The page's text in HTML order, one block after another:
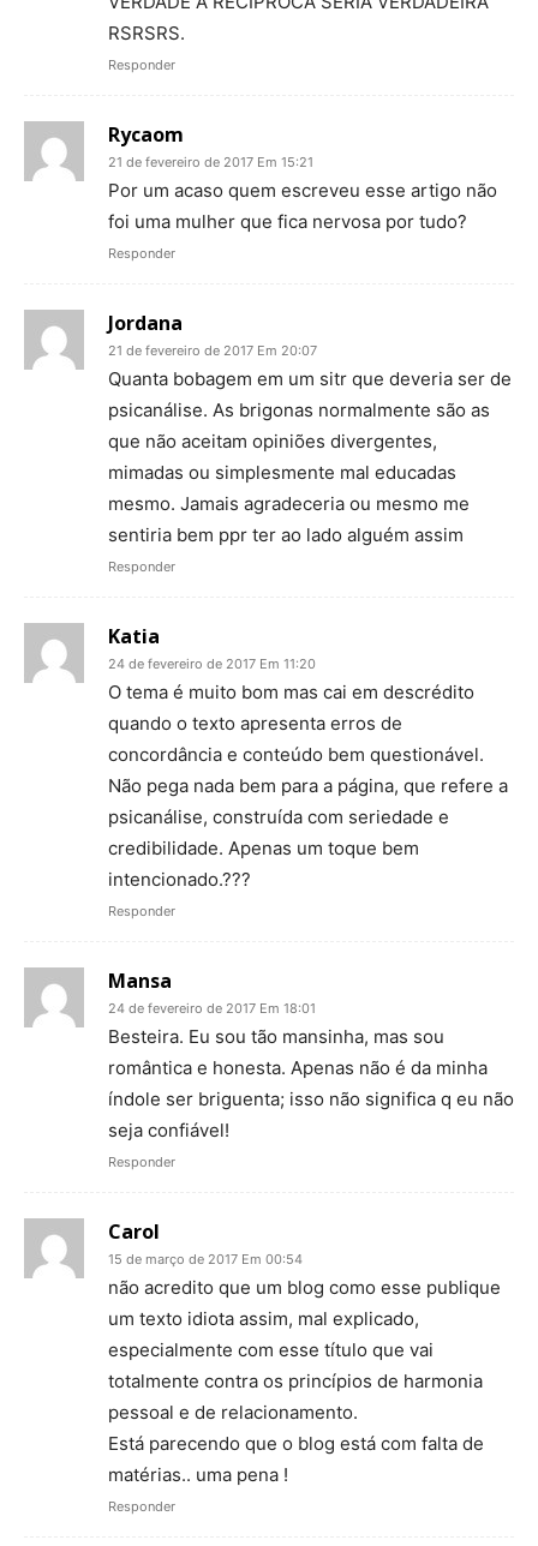
RSRSRS.
Responder
Rycaom
21 de fevereiro de 2017 Em 15:21
Por um acaso quem escreveu esse artigo não
foi uma mulher que fica nervosa por tudo?
Responder
Jordana
21 de fevereiro de 2017 Em 20:07
Quanta bobagem em um sitr que deveria ser de
psicanálise. As brigonas normalmente são as
que não aceitam opiniões divergentes,
mimadas ou simplesmente mal educadas
mesmo. Jamais agradeceria ou mesmo me
sentiria bem ppr ter ao lado alguém assim
Responder
Katia
24 de fevereiro de 2017 Em 11:20
O tema é muito bom mas cai em descrédito
quando o texto apresenta erros de
concordância e conteúdo bem questionável.
Não pega nada bem para a página, que refere a
psicanálise, construída com seriedade e
credibilidade. Apenas um toque bem
intencionado.???
Responder
Mansa
24 de fevereiro de 2017 Em 18:01
Besteira. Eu sou tão mansinha, mas sou
romântica e honesta. Apenas não é da minha
índole ser briguenta; isso não significa q eu não
seja confiável!
Responder
Carol
15 de março de 2017 Em 00:54
não acredito que um blog como esse publique
um texto idiota assim, mal explicado,
especialmente com esse título que vai
totalmente contra os princípios de harmonia
pessoal e de relacionamento.
Está parecendo que o blog está com falta de
matérias.. uma pena !
Responder